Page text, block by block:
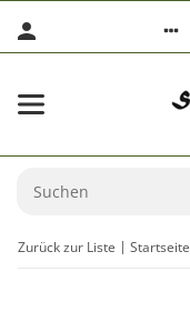
Zurück zur Liste Startseite